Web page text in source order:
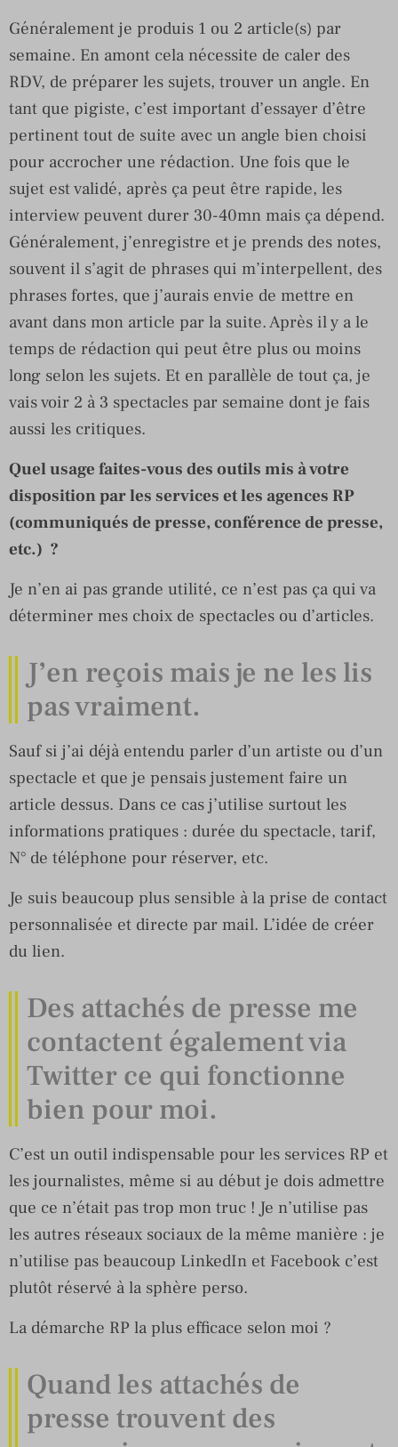
Généralement je produis 1 ou 2 article(s) par
semaine. En amont cela nécessite de caler des
RDV, de préparer les sujets, trouver un angle. En
tant que pigiste, c’est important d’essayer d’être
pertinent tout de suite avec un angle bien choisi
pour accrocher une rédaction. Une fois que le
sujet est validé, après ça peut être rapide, les
interview peuvent durer 30-40mn mais ça dépend.
Généralement, j’enregistre et je prends des notes,
souvent il s’agit de phrases qui m’interpellent, des
phrases fortes, que j’aurais envie de mettre en
avant dans mon article par la suite. Après il y a le
temps de rédaction qui peut être plus ou moins
long selon les sujets. Et en parallèle de tout ça, je
vais voir 2 à 3 spectacles par semaine dont je fais
aussi les critiques.
Quel usage faites-vous des outils mis à votre
disposition par les services et les agences RP
(communiqués de presse, conférence de presse,
etc.) ?
Je n’en ai pas grande utilité, ce n’est pas ça qui va
déterminer mes choix de spectacles ou d’articles.
J’en reçois mais je ne les lis
pas vraiment.
Sauf si j’ai déjà entendu parler d’un artiste ou d’un
spectacle et que je pensais justement faire un
article dessus. Dans ce cas j’utilise surtout les
informations pratiques : durée du spectacle, tarif,
N° de téléphone pour réserver, etc.
Je suis beaucoup plus sensible à la prise de contact
personnalisée et directe par mail. L’idée de créer
du lien.
Des attachés de presse me
contactent également via
Twitter ce qui fonctionne
bien pour moi.
C’est un outil indispensable pour les services RP et
les journalistes, même si au début je dois admettre
que ce n’était pas trop mon truc ! Je n’utilise pas
les autres réseaux sociaux de la même manière : je
n’utilise pas beaucoup LinkedIn et Facebook c’est
plutôt réservé à la sphère perso.
La démarche RP la plus efficace selon moi ?
Quand les attachés de
presse trouvent des